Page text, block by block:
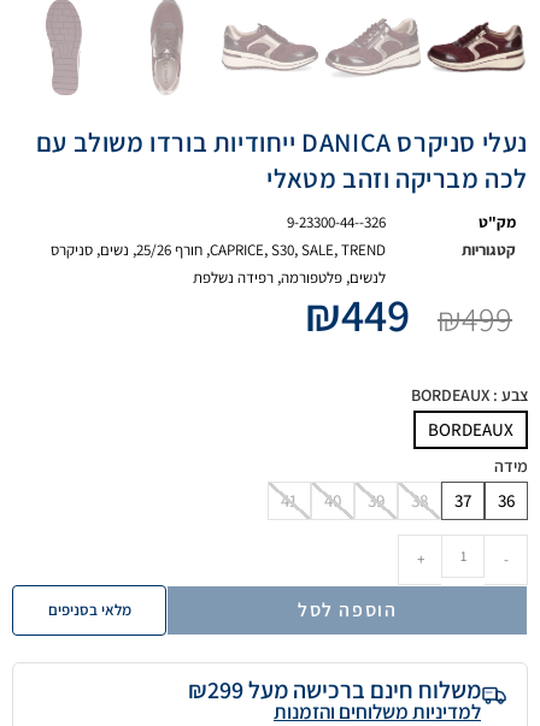
נעלי סניקרס DANICA ייחודיות בורדו משולב עם
לכה מבריקה וזהב מטאלי
מק"ט
9-23300-44--326
קטגוריות
CAPRICE,S30,SALE,TREND
, חורף 25/26 , נשים, סניקרס
לנשים, פלטפורמה, רפידה נשלפת
₪499
₪449
צבע : BORDEAUX
BORDEAUX
מידה
36
37
38
39
40
41
-
+
הוספה לסל מלאי בסניפים
משלוח חינם ברכישה מעל ₪299
למדיניות משלוחים והזמנות